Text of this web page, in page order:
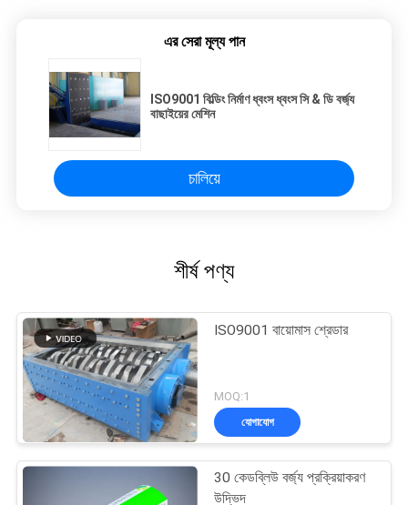
এর সেরা মূল্য পান
ISO9001 বিল্ডিং নির্মাণ ধ্বংস ধ্বংস সি & ডি বর্জ্য
বাছাইয়ের মেশিন
চালিয়ে
শীর্ষ পণ্য
ISO9001 বায়োমাস শ্রেডার
MOQ:1
যোগাযোগ
30 কেডব্লিউ বর্জ্য প্রক্রিয়াকরণ
উদ্ভিদ